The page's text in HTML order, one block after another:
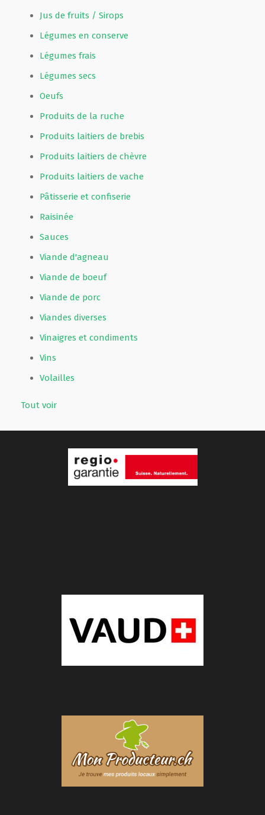
Jus de fruits / Sirops
Légumes en conserve
Légumes frais
Légumes secs
Oeufs
Produits de la ruche
Produits laitiers de brebis
Produits laitiers de chèvre
Produits laitiers de vache
Pâtisserie et confiserie
Raisinée
Sauces
Viande d'agneau
Viande de boeuf
Viande de porc
Viandes diverses
Vinaigres et condiments
Vins
Volailles
Tout voir